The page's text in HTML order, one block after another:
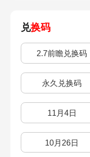
白露配队推荐
角色的状态怎么看
男女主区别
彦卿配队推荐
布洛妮娅配队
评书奇谈四
评书奇谈二
星芒战幕一
封锁扇区三
动物凶猛
漫藏海盗四
漫藏海盗二
冬城博物珍奇簿
猎星游戏二
兑换码
2.7前瞻兑换码
永久兑换码
11月4日
10月26日